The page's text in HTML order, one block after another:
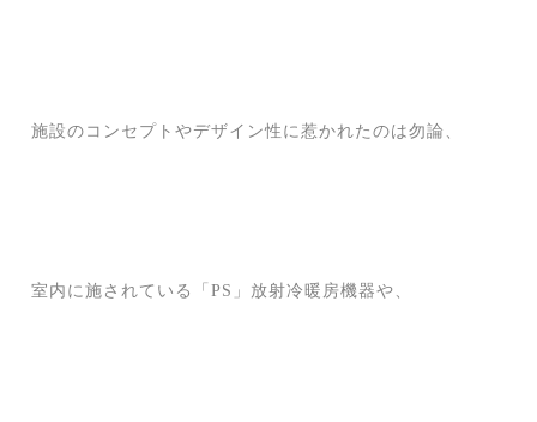
施設のコンセプトやデザイン性に惹かれたのは勿論、
室内に施されている「PS」放射冷暖房機器や、